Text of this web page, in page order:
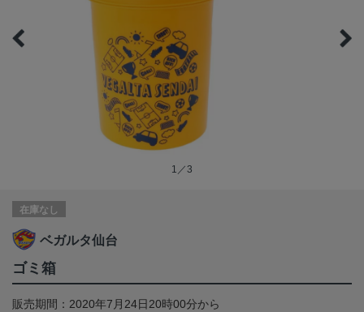
1／3
在庫なし
ベガルタ仙台
ゴミ箱
販売期間：2020年7月24日20時00分から